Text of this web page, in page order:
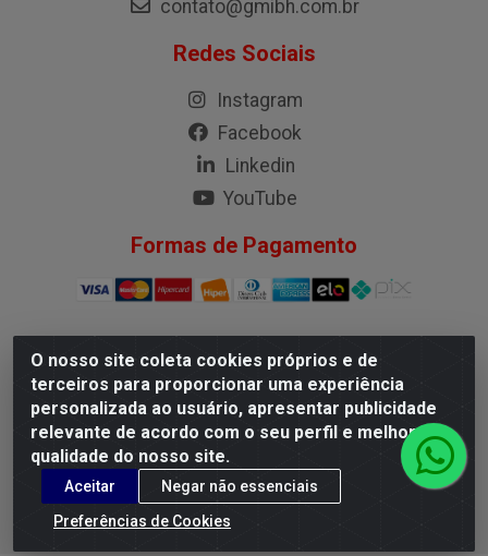
O nosso site coleta cookies próprios e de
terceiros para proporcionar uma experiência
personalizada ao usuário, apresentar publicidade
relevante de acordo com o seu perfil e melhorar a
qualidade do nosso site.
Aceitar
Negar não essenciais
Preferências de Cookies
contato@gmibh.com.br
Redes Sociais
Instagram
Facebook
Linkedin
YouTube
Formas de Pagamento
G.M.I. Distribuidora LTDA - Rua Conselheiro Pena, 50 - Santa
Branca, Belo Horizonte/MG - CEP 31.710-150 - CNPJ
04.098.359/0001-02